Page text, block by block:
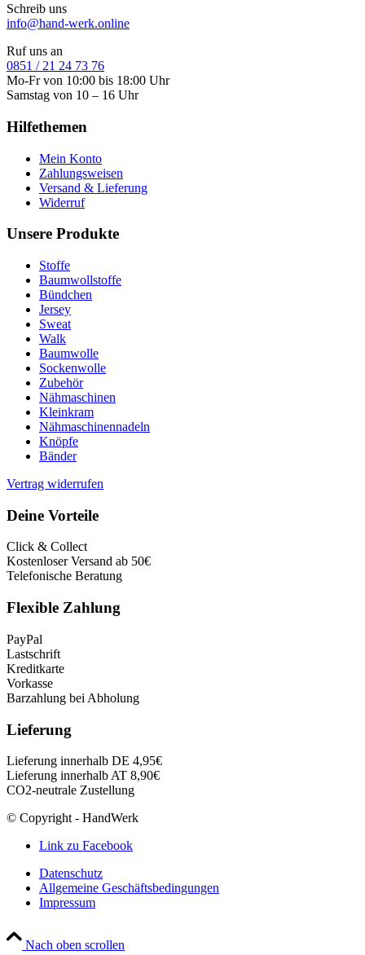
Schreib uns
info@hand-werk.online
Ruf uns an
0851 / 21 24 73 76
Mo-Fr von 10:00 bis 18:00 Uhr
Samstag von 10 – 16 Uhr
Hilfethemen
Mein Konto
Zahlungsweisen
Versand & Lieferung
Widerruf
Unsere Produkte
Stoffe
Baumwollstoffe
Bündchen
Jersey
Sweat
Walk
Baumwolle
Sockenwolle
Zubehör
Nähmaschinen
Kleinkram
Nähmaschinennadeln
Knöpfe
Bänder
Vertrag widerrufen
Deine Vorteile
Click & Collect
Kostenloser Versand ab 50€
Telefonische Beratung
Flexible Zahlung
PayPal
Lastschrift
Kreditkarte
Vorkasse
Barzahlung bei Abholung
Lieferung
Lieferung innerhalb DE 4,95€
Lieferung innerhalb AT 8,90€
CO2-neutrale Zustellung
© Copyright - HandWerk
Link zu Facebook
Datenschutz
Allgemeine Geschäftsbedingungen
Impressum
Nach oben scrollen